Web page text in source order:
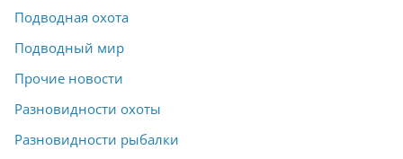
Подводная охота
Подводный мир
Прочие новости
Разновидности охоты
Разновидности рыбалки